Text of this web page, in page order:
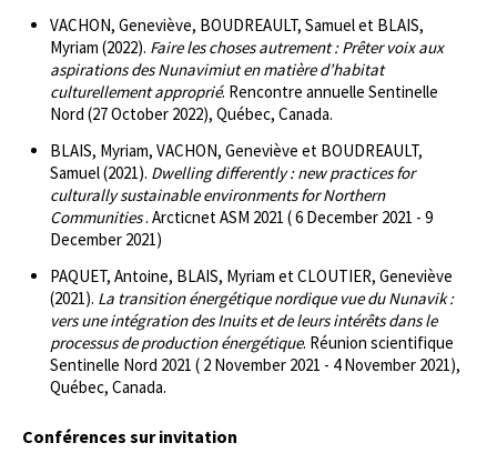
VACHON, Geneviève, BOUDREAULT, Samuel et BLAIS,
Myriam (2022). Faire les choses autrement : Prêter voix aux
aspirations des Nunavimiut en matière d’habitat
culturellement approprié. Rencontre annuelle Sentinelle
Nord (27 October 2022), Québec, Canada.
BLAIS, Myriam, VACHON, Geneviève et BOUDREAULT,
Samuel (2021). Dwelling differently : new practices for
culturally sustainable environments for Northern
Communities. Arcticnet ASM 2021 ( 6 December 2021 - 9
December 2021)
PAQUET, Antoine, BLAIS, Myriam et CLOUTIER, Geneviève
(2021). La transition énergétique nordique vue du Nunavik :
vers une intégration des Inuits et de leurs intérêts dans le
processus de production énergétique. Réunion scientifique
Sentinelle Nord 2021 ( 2 November 2021 - 4 November 2021),
Québec, Canada.
Conférences sur invitation